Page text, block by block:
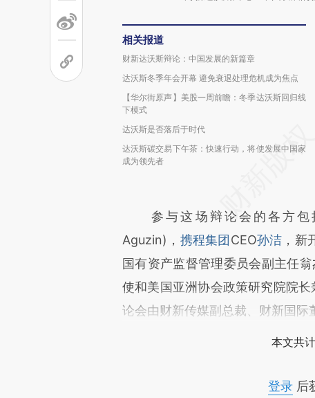
相关报道
财新达沃斯辩论：中国发展的新篇章
达沃斯冬季年会开幕 避免衰退处理危机成为焦点
【华尔街原声】美股一周前瞻：冬季达沃斯回归线
下模式
达沃斯是否落后于时代
达沃斯碳交易下午茶：快速行动，将使发展中国家
成为领先者
参与这场辩论会的各方包
Aguzin)， 携程集团 CEO孙洁 ，
国有资产监督管理委员会副主任
使和美国亚洲协会政策研究院院
论会由财新传媒副总裁、财新国际
本文共
登录后